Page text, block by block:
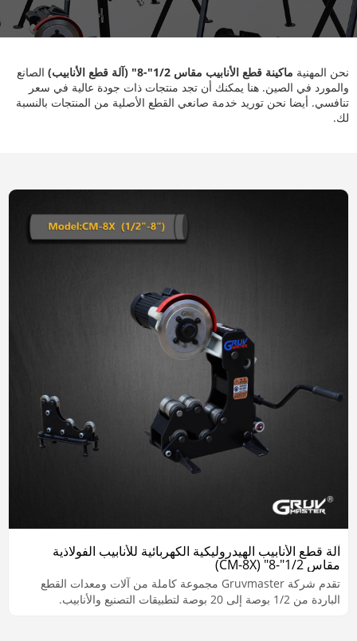
نحن المهنية ماكينة قطع الأنابيب مقاس 1/2"-8" (آلة قطع الأنابيب)
الصانع
والمورد في الصين. هنا يمكنك أن تجد منتجات ذات جودة عالية في سعر
تنافسي. أيضا نحن توريد خدمة صانعي القطع الأصلية من المنتجات بالنسبة
لك.
آلة قطع الأنابيب الهيدروليكية الكهربائية للأنابيب الفولاذية
مقاس 1/2"-8" (CM-8X)
تقدم شركة Gruvmaster مجموعة كاملة من آلات ومعدات القطع
الباردة من 1/2 بوصة إلى 20 بوصة لتطبيقات التصنيع والأنابيب.